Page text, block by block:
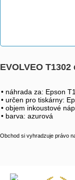
EVOLVEO
• náhrada za: Epson
• určen pro tiskárny:
• objem inkoustové
• barva: azurová
Obchod si vyhradzuje právo